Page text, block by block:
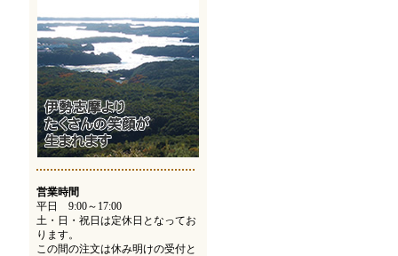
営業時間
平日 9:00～17:00
土・日・祝日は定休日となってお
ります。
この間の注文は休み明けの受付と